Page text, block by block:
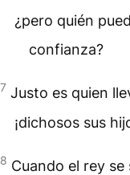
¿pero quién
confianza?
7 Justo es quien
¡dichosos sus
8 Cuando el rey